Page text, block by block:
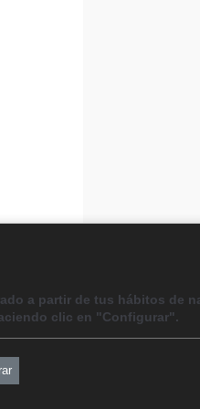
a partir de tus hábitos de
clic en "Configurar".